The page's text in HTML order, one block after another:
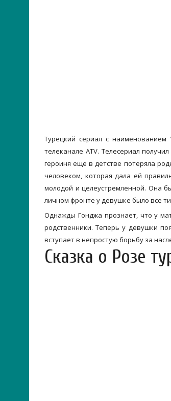
Турецкий сериал с
телеканале ATV. Телесериал
героиня еще в детстве потеряла
человеком, которая дала ей
молодой и целеустремленной. Она
личном фронте у девушке было все
Однажды Гонджа прознает, что у
родственники. Теперь у девушки
вступает в непростую борьбу за
Сказка о Розе